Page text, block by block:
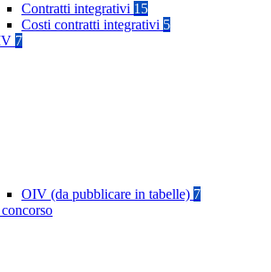
Contratti integrativi 15
Costi contratti integrativi 5
7
OIV (da pubblicare in tabelle) 7